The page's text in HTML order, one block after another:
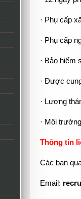
· Phụ cấp
· Phụ cấp
· Bảo hiểm
· Được
· Lương
· Môi
Thông tin
Các bạn
Email: